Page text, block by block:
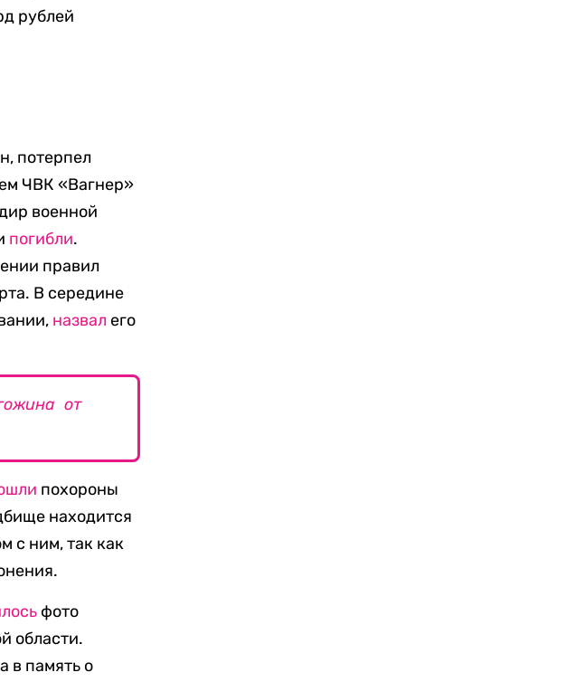
рублей
потерпел
ЧВК «Вагнер»
военной
погибли.
правил
В середине
назвал его
от
похороны
находится
с ним, так как
фото
области.
в память о